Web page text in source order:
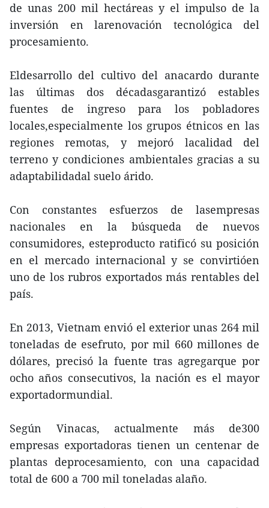
de unas 200 mil hectáreas y el impulso de la
inversión en larenovación tecnológica del
procesamiento.
Eldesarrollo del cultivo del anacardo durante
las últimas dos décadasgarantizó estables
fuentes de ingreso para los pobladores
locales,especialmente los grupos étnicos en las
regiones remotas, y mejoró lacalidad del
terreno y condiciones ambientales gracias a su
adaptabilidadal suelo árido.
Con constantes esfuerzos de lasempresas
nacionales en la búsqueda de nuevos
consumidores, esteproducto ratificó su posición
en el mercado internacional y se convirtióen
uno de los rubros exportados más rentables del
país.
En 2013, Vietnam envió el exterior unas 264 mil
toneladas de esefruto, por mil 660 millones de
dólares, precisó la fuente tras agregarque por
ocho años consecutivos, la nación es el mayor
exportadormundial.
Según Vinacas, actualmente más de300
empresas exportadoras tienen un centenar de
plantas deprocesamiento, con una capacidad
total de 600 a 700 mil toneladas alaño.